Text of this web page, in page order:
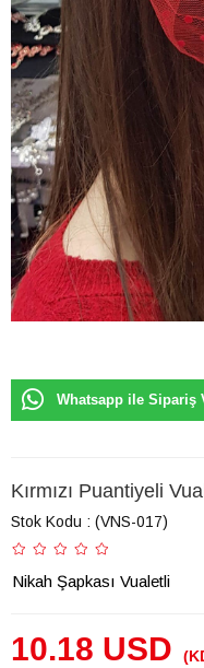
Whatsapp ile Sipariş
Kırmızı Puantiyeli
Stok Kodu (VNS-017)
Nikah Şapkası Vualetli
10.18 USD